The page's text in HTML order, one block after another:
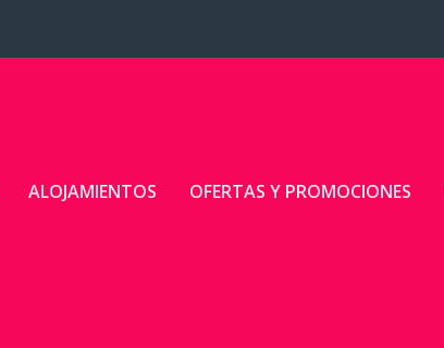
ALOJAMIENTOS OFERTAS Y PROMOCIONES